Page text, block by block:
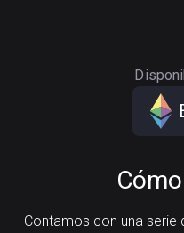
Contamos con una serie